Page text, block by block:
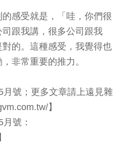
感受就是，「哇，你們很
跟我講，很多公司跟我
的。這種感受，我覺得也
非常重要的推力。
月號；更多文章請上遠見雜
】
號：